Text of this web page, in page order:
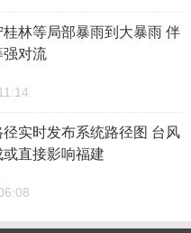
林等局部暴雨到大暴雨 伴
强对流
实时发布系统路径图 台风
或直接影响福建